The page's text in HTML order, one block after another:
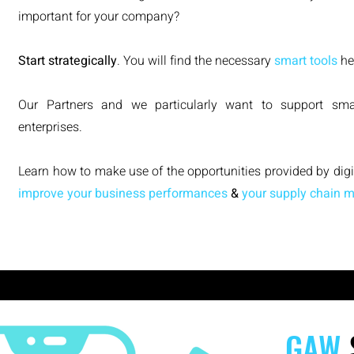
important for your company?
Start strategically. You will find the necessarysmart tools
Our Partners and we particularly want to support
enterprises.
Learn how to make use of the opportunities provided by
improve your business performances&your supply chain